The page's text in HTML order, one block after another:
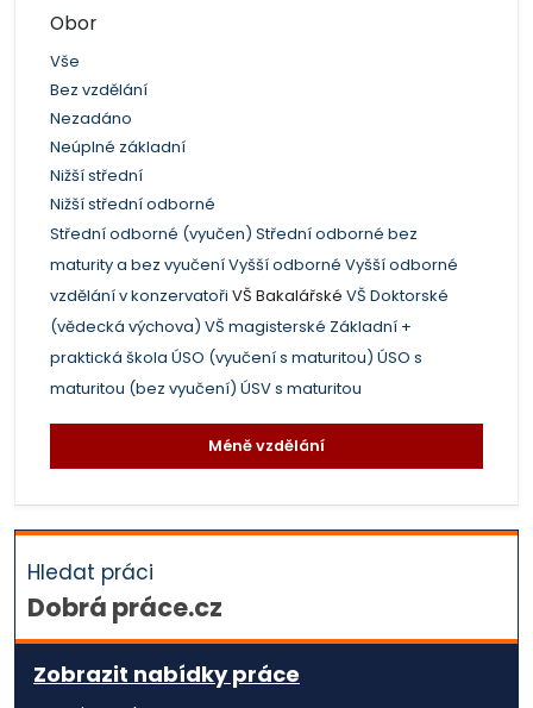
Obor
Vše
Bez vzdělání
Nezadáno
Neúplné základní
Nižší střední
Nižší střední odborné
Střední odborné (vyučen) Střední odborné bez
maturity a bez vyučeníVyšší odborné Vyšší odborné
vzdělání v konzervatoři VŠ Bakalářské VŠ Doktorské
(vědecká výchova) VŠ magisterské Základní +
praktická škola ÚSO (vyučení s maturitou) ÚSO s
maturitou (bez vyučení) ÚSV s maturitou
Méně vzdělání
Hledat práci
Dobrá práce.cz
Zobrazit nabídky práce